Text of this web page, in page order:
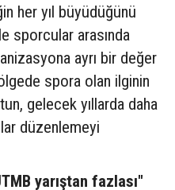
her yıl büyüdüğünü
sporcular arasında
ayrı bir değer
spora olan ilginin
gelecek yıllarda daha
düzenlemeyi
yarıştan fazlası"